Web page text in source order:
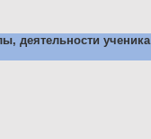
деятельности ученика